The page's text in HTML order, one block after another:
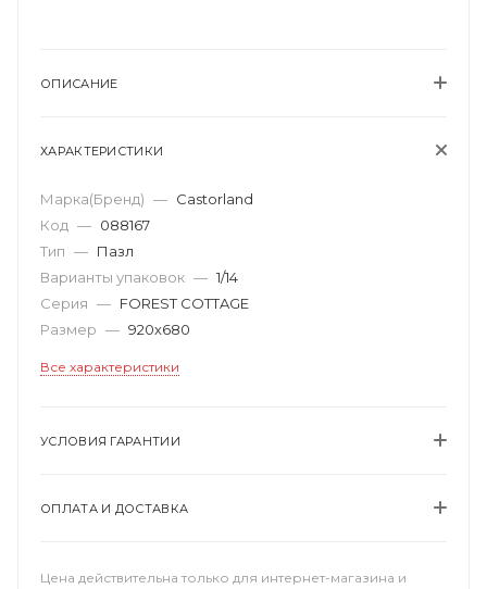
ОПИСАНИЕ
ХАРАКТЕРИСТИКИ
Марка(Бренд) — Castorland
Код — 088167
Тип — Пазл
Варианты упаковок — 1/14
Серия — FOREST COTTAGE
Размер — 920х680
Все характеристики
УСЛОВИЯ ГАРАНТИИ
ОПЛАТА И ДОСТАВКА
Цена действительна только для интернет-магазина и